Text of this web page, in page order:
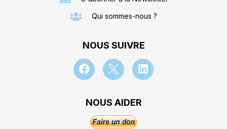
Qui sommes-nous ?
NOUS SUIVRE
NOUS AIDER